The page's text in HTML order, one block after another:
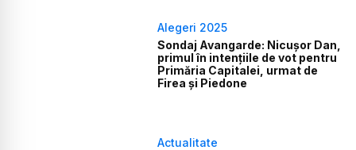
Alegeri 2025
Sondaj Avangarde: Nicuşor Dan,
primul în intenţiile de vot pentru
Primăria Capitalei, urmat de
Firea şi Piedone
Actualitate